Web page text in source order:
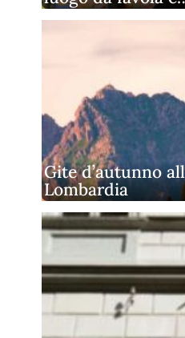
Gite d’autunno
Lombardia